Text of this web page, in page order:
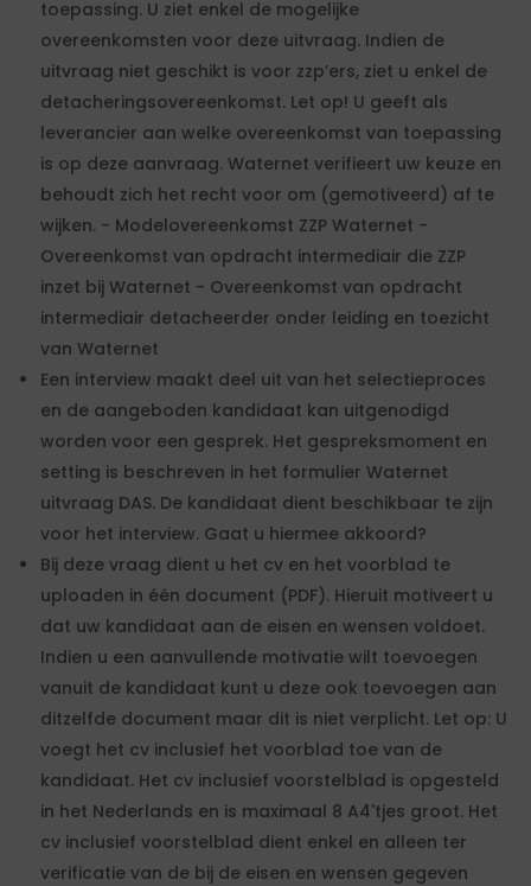
toepassing. U ziet enkel de mogelijke
overeenkomsten voor deze uitvraag. Indien de
uitvraag niet geschikt is voor zzp’ers, ziet u enkel de
detacheringsovereenkomst. Let op! U geeft als
leverancier aan welke overeenkomst van toepassing
is op deze aanvraag. Waternet verifieert uw keuze en
behoudt zich het recht voor om (gemotiveerd) af te
wijken. - Modelovereenkomst ZZP Waternet -
Overeenkomst van opdracht intermediair die ZZP
inzet bij Waternet - Overeenkomst van opdracht
intermediair detacheerder onder leiding en toezicht
van Waternet
Een interview maakt deel uit van het selectieproces
en de aangeboden kandidaat kan uitgenodigd
worden voor een gesprek. Het gespreksmoment en
setting is beschreven in het formulier Waternet
uitvraag DAS. De kandidaat dient beschikbaar te zijn
voor het interview. Gaat u hiermee akkoord?
Bij deze vraag dient u het cv en het voorblad te
uploaden in één document (PDF). Hieruit motiveert u
dat uw kandidaat aan de eisen en wensen voldoet.
Indien u een aanvullende motivatie wilt toevoegen
vanuit de kandidaat kunt u deze ook toevoegen aan
ditzelfde document maar dit is niet verplicht. Let op: U
voegt het cv inclusief het voorblad toe van de
kandidaat. Het cv inclusief voorstelblad is opgesteld
in het Nederlands en is maximaal 8 A4'tjes groot. Het
cv inclusief voorstelblad dient enkel en alleen ter
verificatie van de bij de eisen en wensen gegeven